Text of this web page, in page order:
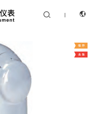
 | 